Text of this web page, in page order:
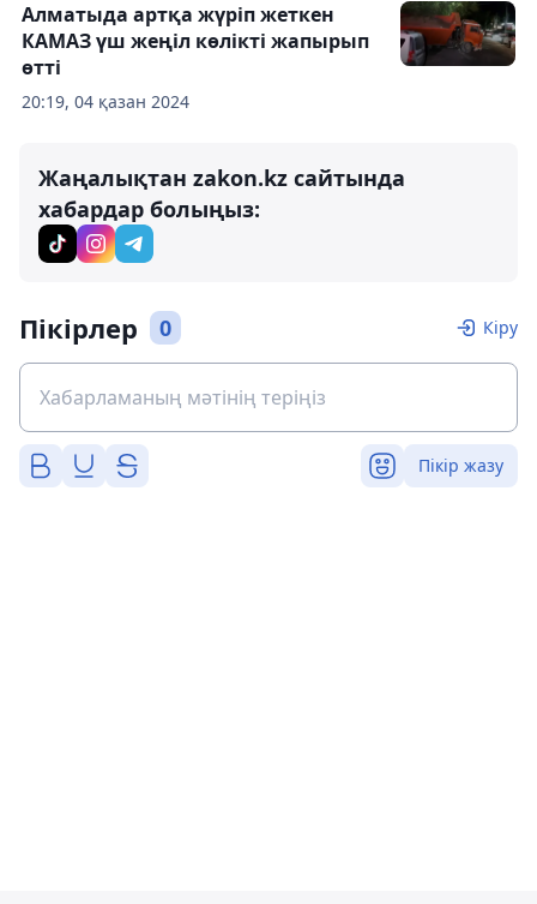
20:19, 04 қазан 2024
Алматыда артқа жүріп жеткен
КАМАЗ үш жеңіл көлікті жапырып
өтті
Жаңалықтан zakon.kz сайтында
хабардар болыңыз:
Пікірлер 0 Кіру
Пікір жазу